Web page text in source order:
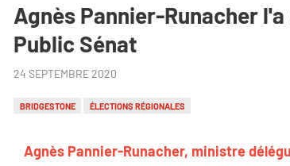
Agnès Pannier-Runacher
Public Sénat
24 SEPTEMBRE 2020
BRIDGESTONE ÉLECTIONS RÉGIONALES
Agnès Pannier-Runacher, ministre